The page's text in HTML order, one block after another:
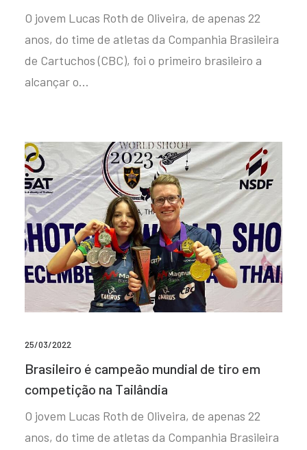
O jovem Lucas Roth de Oliveira, de apenas 22
anos, do time de atletas da Companhia Brasileira
de Cartuchos (CBC), foi o primeiro brasileiro a
alcançar o…
25/03/2022
Brasileiro é campeão mundial de tiro em
competição na Tailândia
O jovem Lucas Roth de Oliveira, de apenas 22
anos, do time de atletas da Companhia Brasileira